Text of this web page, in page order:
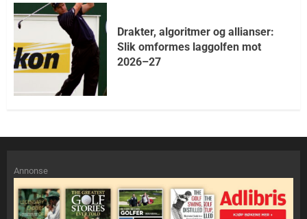
Drakter, algoritmer og allianser:
Slik omformes laggolfen mot
2026–27
Annonse